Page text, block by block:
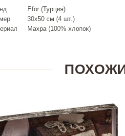
Efor (Турция)
30х50 см (4 шт.)
Махра (100% хлопок)